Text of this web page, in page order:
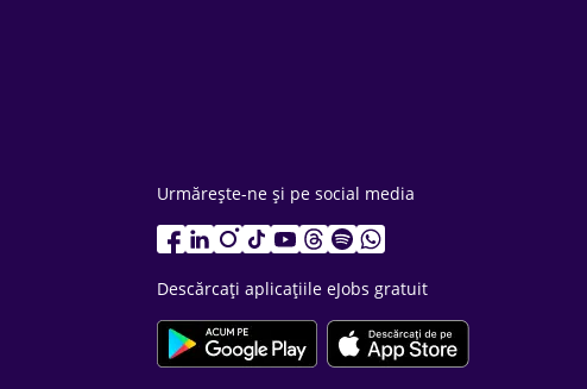
Urmărește-ne și pe social media
Descărcați aplicațiile eJobs gratuit